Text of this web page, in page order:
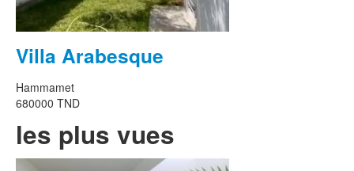
Villa Arabesque
Hammamet
680000 TND
les plus vues